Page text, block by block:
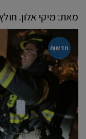
מאת: מיקי אלון.
על שריפה
קרא עוד ←
חדשות